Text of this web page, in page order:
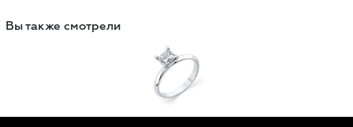
Вы также смотрели